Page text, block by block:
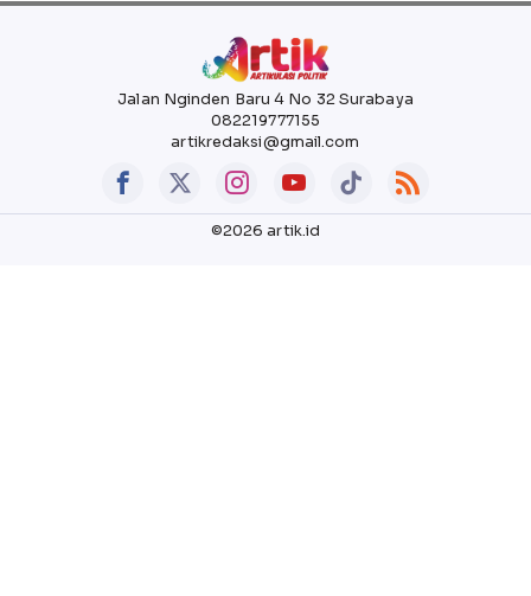
Jalan Nginden Baru 4 No 32 Surabaya
082219777155
artikredaksi@gmail.com
©2026 artik.id